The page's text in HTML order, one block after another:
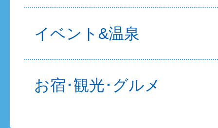
イベント&温泉
お宿･観光･グルメ